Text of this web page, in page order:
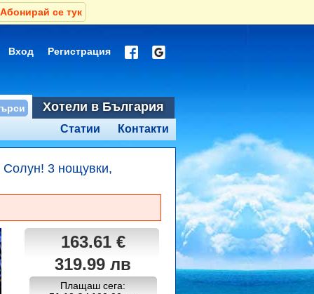
Абонирай се тук
Вход Регистрация
Хотели в България
Контакти
Статии
Солун! 3 нощувки,
163.61 €
319.99 лв
Плащаш сега: